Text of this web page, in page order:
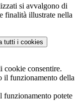
si avvalgono di
finalità illustrate nella
tutti i cookies
cookie consentire.
il funzionamento della
funzionamento potete